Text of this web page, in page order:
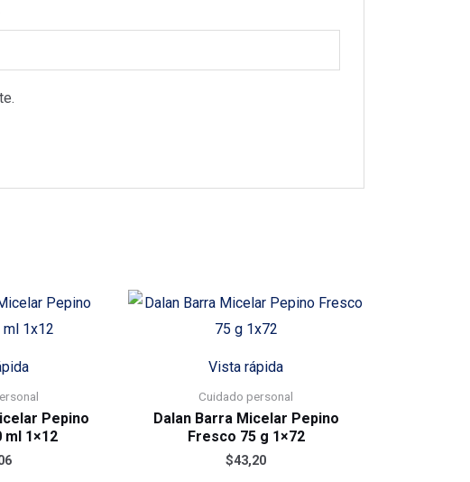
Pepino
ml 1×12
Vista rápida
Cuidado personal
Dalan Barra Micelar Pepino
Fresco 75 g 1×72
$43,20